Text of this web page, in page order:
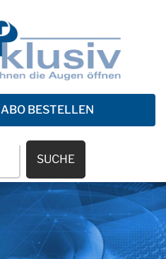
ABO BESTELLEN
SUCHE